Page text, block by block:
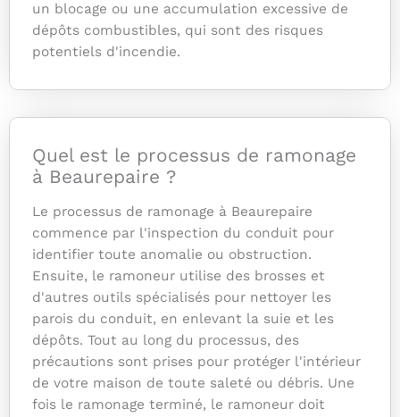
un blocage ou une accumulation excessive de
dépôts combustibles, qui sont des risques
potentiels d'incendie.
Quel est le processus de ramonage
à Beaurepaire ?
Le processus de ramonage à Beaurepaire
commence par l'inspection du conduit pour
identifier toute anomalie ou obstruction.
Ensuite, le ramoneur utilise des brosses et
d'autres outils spécialisés pour nettoyer les
parois du conduit, en enlevant la suie et les
dépôts. Tout au long du processus, des
précautions sont prises pour protéger l'intérieur
de votre maison de toute saleté ou débris. Une
fois le ramonage terminé, le ramoneur doit